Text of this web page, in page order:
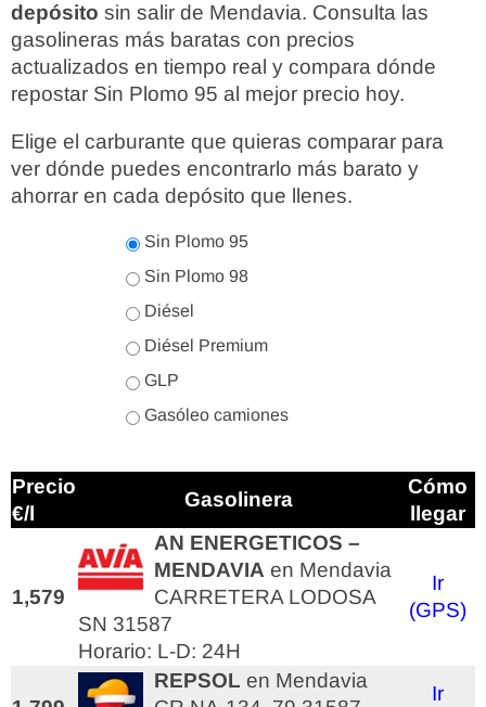
depósito sin salir de Mendavia. Consulta las
gasolineras más baratas con precios
actualizados en tiempo real y compara dónde
repostar Sin Plomo 95 al mejor precio hoy.
Elige el carburante que quieras comparar para
ver dónde puedes encontrarlo más barato y
ahorrar en cada depósito que llenes.
Sin Plomo 95
Sin Plomo 98
Diésel
Diésel Premium
GLP
Gasóleo camiones
Precio
€/l
Gasolinera
Cómo
llegar
1,579
AN ENERGETICOS –
MENDAVIA en Mendavia
CARRETERA LODOSA
SN 31587
Horario: L-D: 24H
Ir
(GPS)
REPSOL en Mendavia
Ir